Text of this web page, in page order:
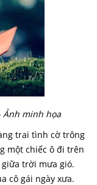
Ảnh minh họa
trai tình cờ trông
một chiếc ô đi trên
giữa trời mưa gió.
cô gái ngày xưa.